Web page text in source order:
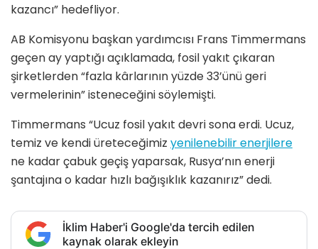
kazancı” hedefliyor.
AB Komisyonu başkan yardımcısı Frans Timmermans
geçen ay yaptığı açıklamada, fosil yakıt çıkaran
şirketlerden “fazla kârlarının yüzde 33’ünü geri
vermelerinin” isteneceğini söylemişti.
Timmermans “Ucuz fosil yakıt devri sona erdi. Ucuz,
temiz ve kendi üreteceğimiz yenilenebilir enerjilere
ne kadar çabuk geçiş yaparsak, Rusya’nın enerji
şantajına o kadar hızlı bağışıklık kazanırız” dedi.
İklim Haber'i Google'da tercih edilen
kaynak olarak ekleyin